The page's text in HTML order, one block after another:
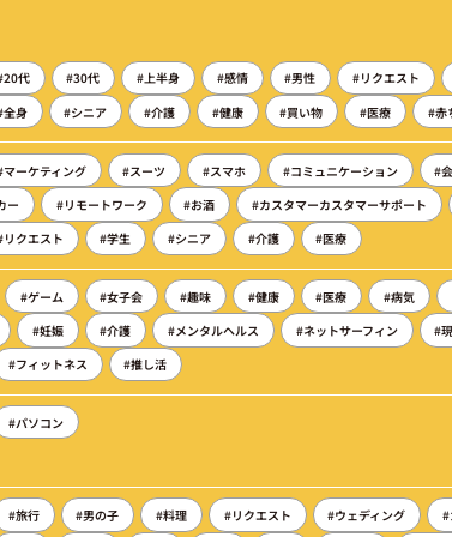
代 #30代 #上半身 #感情 #男性 #リクエスト
全身
#シニア #介護 #健康 #買い物 #医療 #赤
マーケティング #スーツ #スマホ #コミュニケーション #
ー
#リモートワーク #お酒 #カスタマーカスタマーサポート
リクエスト
#学生 #シニア #介護 #医療
#ゲーム #女子会 #趣味 #健康 #医療 #病気
#妊娠
#介護 #メンタルヘルス #ネットサーフィン #
#フィットネス
#推し活
#パソコン
#旅行 #男の子 #料理 #リクエスト #ウェディング #